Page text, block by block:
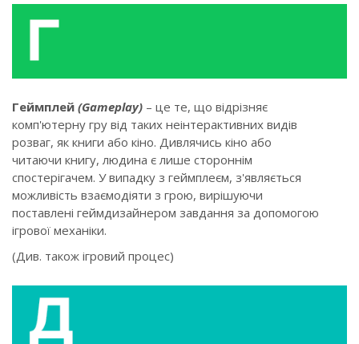
Геймплей (Gameplay) – це те, що відрізняє
комп'ютерну гру від таких неінтерактивних видів
розваг, як книги або кіно. Дивлячись кіно або
читаючи книгу, людина є лише стороннім
спостерігачем. У випадку з геймплеєм, з'являється
можливість взаємодіяти з грою, вирішуючи
поставлені геймдизайнером завдання за допомогою
ігрової механіки.
(Див. також ігровий процес)